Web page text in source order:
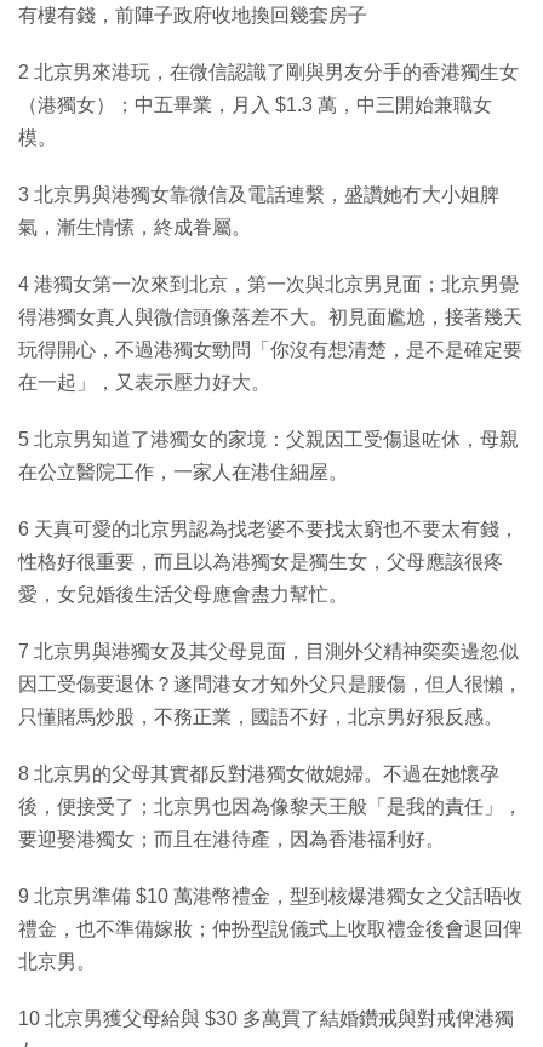
有樓有錢，前陣子政府收地換回幾套房子
2 北京男來港玩，在微信認識了剛與男友分手的香港獨生女
（港獨女）；中五畢業，月入 $1.3 萬，中三開始兼職女
模。
3 北京男與港獨女靠微信及電話連繫，盛讚她冇大小姐脾
氣，漸生情愫，終成眷屬。
4 港獨女第一次來到北京，第一次與北京男見面；北京男覺
得港獨女真人與微信頭像落差不大。初見面尷尬，接著幾天
玩得開心，不過港獨女勁問「你沒有想清楚，是不是確定要
在一起」，又表示壓力好大。
5 北京男知道了港獨女的家境：父親因工受傷退咗休，母親
在公立醫院工作，一家人在港住細屋。
6 天真可愛的北京男認為找老婆不要找太窮也不要太有錢，
性格好很重要，而且以為港獨女是獨生女，父母應該很疼
愛，女兒婚後生活父母應會盡力幫忙。
7 北京男與港獨女及其父母見面，目測外父精神奕奕邊忽似
因工受傷要退休？遂問港女才知外父只是腰傷，但人很懶，
只懂賭馬炒股，不務正業，國語不好，北京男好狠反感。
8 北京男的父母其實都反對港獨女做媳婦。不過在她懷孕
後，便接受了；北京男也因為像黎天王般「是我的責任」，
要迎娶港獨女；而且在港待產，因為香港福利好。
9 北京男準備 $10 萬港幣禮金，型到核爆港獨女之父話唔收
禮金，也不準備嫁妝；仲扮型說儀式上收取禮金後會退回俾
北京男。
10 北京男獲父母給與 $30 多萬買了結婚鑽戒與對戒俾港獨